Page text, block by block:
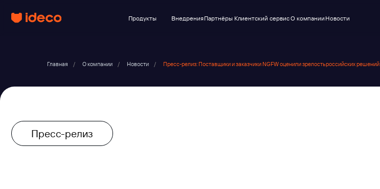
Продукты Внедрения Партнёры Клиентский сервисО компанииНовости
Главная / О компании / Новости / Пресс-релиз: Поставщики и заказчики NGFW оценили зрелость российских решений
Пресс-релиз